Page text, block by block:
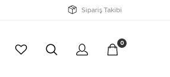
Sipariş Takibi
0